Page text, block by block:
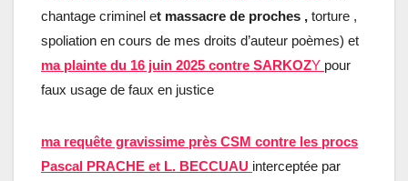
chantage criminel et massacre de proches , torture ,
spoliation en cours de mes droits d’auteur poèmes) et
ma plainte du 16 juin 2025 contre SARKOZY pour
faux usage de faux en justice
ma requête gravissime près CSM contre les procs
Pascal PRACHE et L. BECCUAU interceptée par